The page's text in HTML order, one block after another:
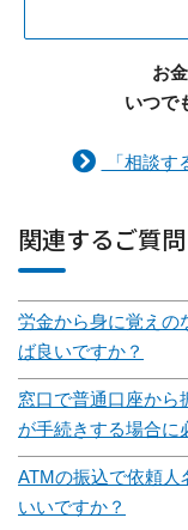
お
いつで
「相談す
関連するご質問
労金から身に覚えの
ば良いですか？
窓口で普通口座から
が手続きする場合に
ATMの振込で依頼
いいですか？